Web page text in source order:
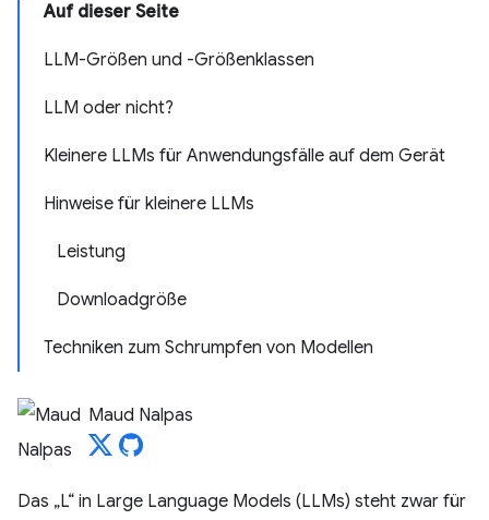
Auf dieser Seite
LLM-Größen und -Größenklassen
LLM oder nicht?
Kleinere LLMs für Anwendungsfälle auf dem Gerät
Hinweise für kleinere LLMs
Leistung
Downloadgröße
Techniken zum Schrumpfen von Modellen
Maud Nalpas
Das „L“ in Large Language Models (LLMs) steht zwar für